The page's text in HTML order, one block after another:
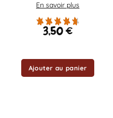
En savoir plus
3,50€
Ajouter au panier